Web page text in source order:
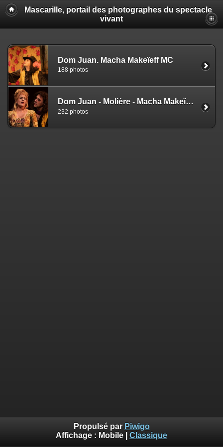
Mascarille, portail des photographes du spectacle
vivant
Dom Juan. Macha Makeïeff MC
188 photos
Dom Juan - Molière - Macha Makeïeff - EZ
232 photos
Propulsé par Piwigo
Affichage : Mobile Classique